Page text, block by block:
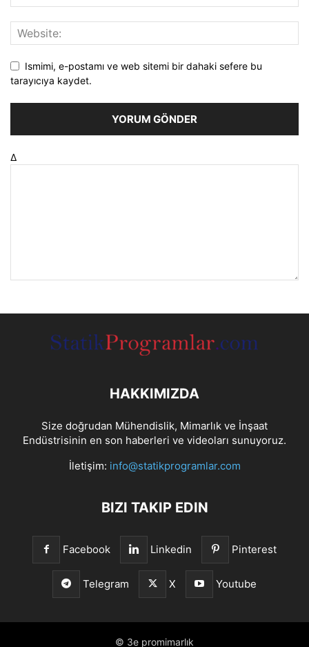
Ismimi, e-postamı ve web sitemi bir dahaki sefere bu
tarayıcıya kaydet.
Δ
HAKKIMIZDA
Size doğrudan Mühendislik, Mimarlık ve İnşaat
Endüstrisinin en son haberleri ve videoları sunuyoruz.
İletişim: info@statikprogramlar.com
BIZI TAKIP EDIN
Facebook Linkedin Pinterest
Telegram X Youtube
© 3e promimarlık